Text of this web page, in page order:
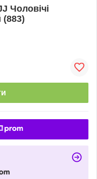
Чоловічі
(883)